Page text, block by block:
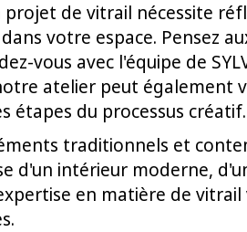
de vitrail nécessite
votre espace. Pensez
vous avec l'équipe de
atelier peut
étapes du processus créatif.
traditionnels et
d'un intérieur moderne,
en matière de